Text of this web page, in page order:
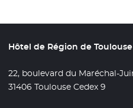
Hôtel de Région de Toulouse
22, boulevard du Maréchal-
31406 Toulouse Cedex 9